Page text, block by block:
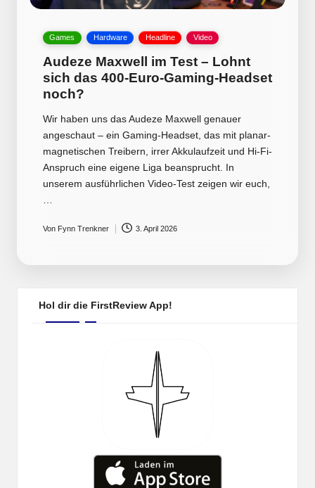
Posted
Games Hardware Headline Video
Audeze Maxwell im Test – Lohnt
sich das 400-Euro-Gaming-Headset
noch?
Wir haben uns das Audeze Maxwell genauer
angeschaut – ein Gaming-Headset, das mit planar-
magnetischen Treibern, irrer Akkulaufzeit und Hi-Fi-
Anspruch eine eigene Liga beansprucht. In
unserem ausführlichen Video-Test zeigen wir euch,
Posted
Von Fynn Trenkner 3. April 2026
Hol dir die FirstReview App!